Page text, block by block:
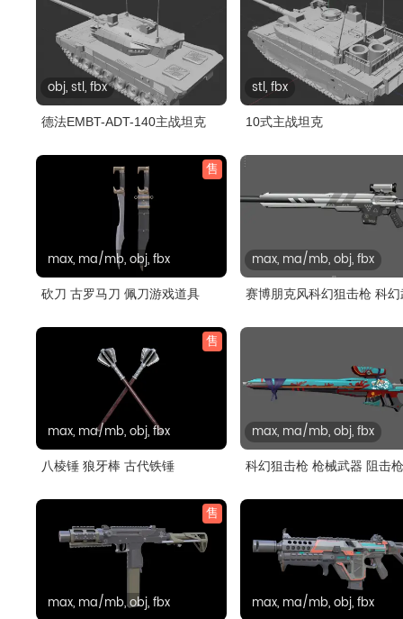
obj, stl, fbx
德法EMBT-ADT-140主战坦克
stl, fbx
10式主战坦克
售
max, ma/mb, obj, fbx
砍刀 古罗马刀 佩刀游戏道具
max, ma/mb, obj, fbx
赛博朋克风科幻狙击枪 科幻
售
max, ma/mb, obj, fbx
八棱锤 狼牙棒 古代铁锤
max, ma/mb, obj, fbx
科幻狙击枪 枪械武器 阻击
售
max, ma/mb, obj, fbx max, ma/mb, obj, fbx